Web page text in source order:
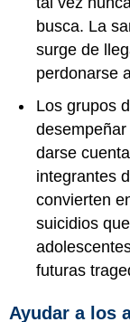
busca. La
surge de
perdonarse
Los grupos
darse
integrantes
convierten
suicidios
futuras
Ayudar a los